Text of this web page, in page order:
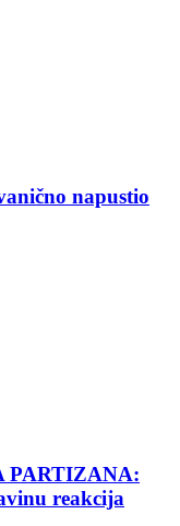
napustio
PARTIZANA:
reakcija